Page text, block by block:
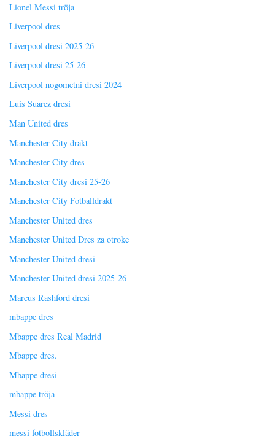
Lionel Messi tröja
Liverpool dres
Liverpool dresi 2025-26
Liverpool dresi 25-26
Liverpool nogometni dresi 2024
Luis Suarez dresi
Man United dres
Manchester City drakt
Manchester City dres
Manchester City dresi 25-26
Manchester City Fotballdrakt
Manchester United dres
Manchester United Dres za otroke
Manchester United dresi
Manchester United dresi 2025-26
Marcus Rashford dresi
mbappe dres
Mbappe dres Real Madrid
Mbappe dres.
Mbappe dresi
mbappe tröja
Messi dres
messi fotbollskläder